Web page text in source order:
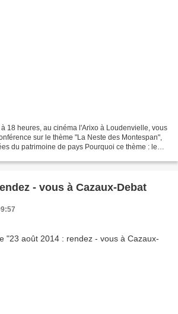
18 heures, au cinéma l'Arixo à Loudenvielle, vous
sur le thème "La Neste des Montespan",
du patrimoine de pays Pourquoi ce thème : le
- vous à Cazaux-Debat